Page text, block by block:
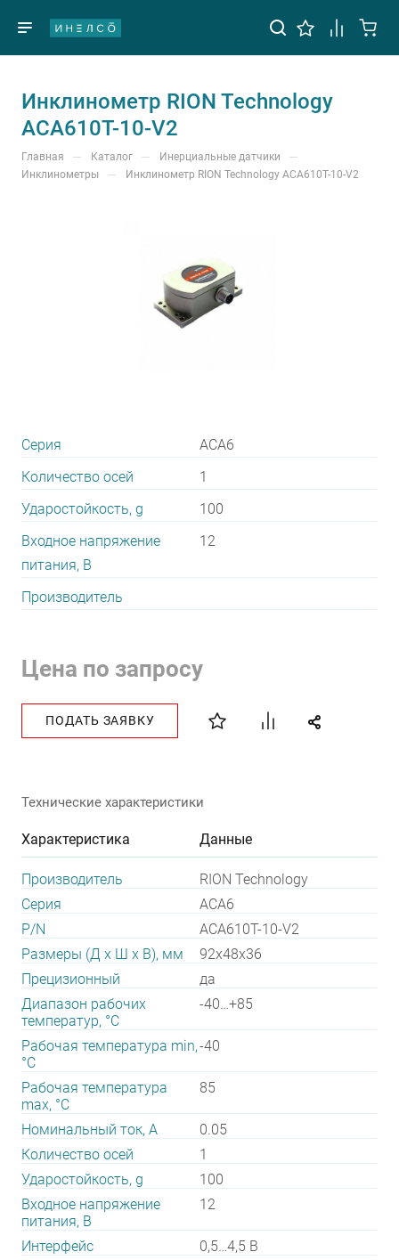
Инклинометр RION Technology
ACA610T-10-V2
Главная — Каталог — Инерциальные датчики —
Инклинометры — Инклинометр RION Technology ACA610T-10-V2
Серия
ACA6
Количество осей
1
Ударостойкость, g
100
Входное напряжение
питания, В
12
Производитель
Цена по запросу
ПОДАТЬ ЗАЯВКУ
Технические характеристики
Характеристика Данные
Производитель
RION Technology
Серия
ACA6
P/N
ACA610T-10-V2
Размеры (Д х Ш х В), мм
92x48x36
Прецизионный
да
Диапазон рабочих
температур, °С
-40…+85
Рабочая температура min,
°С
-40
Рабочая температура
max, °С
85
Номинальный ток, А
0.05
Количество осей
1
Ударостойкость, g
100
Входное напряжение
питания, В
12
Интерфейс
0,5…4,5 В